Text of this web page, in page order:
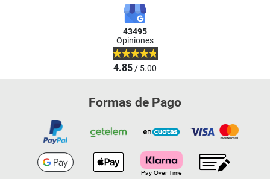
43495
Opiniones
4.85/ 5.00
Formas de Pago